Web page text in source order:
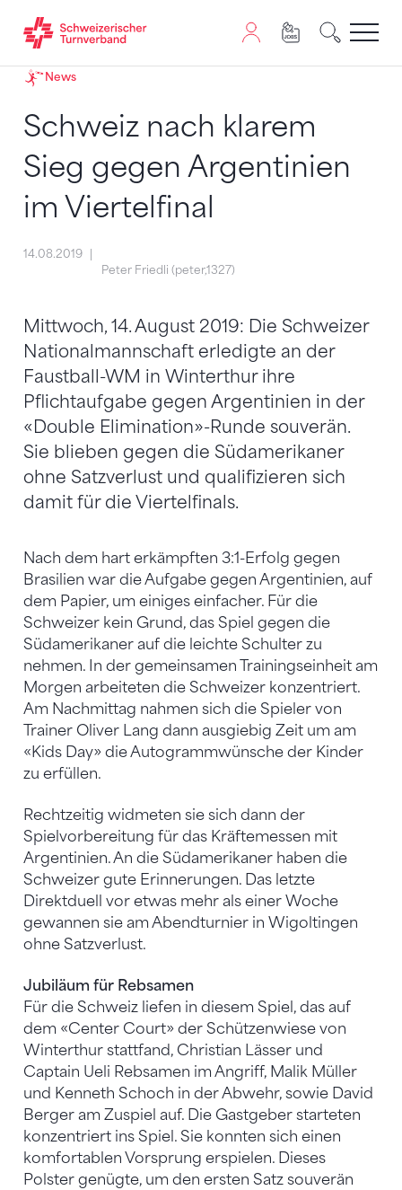
Zum Inhalt springen
Zur Sitemap navigieren
Zum Navigieren dieser Seite wird JavaScript benötigt.
News
Schweiz nach klarem
Sieg gegen Argentinien
im Viertelfinal
14.08.2019
Peter Friedli (peter,1327)
Mittwoch, 14. August 2019: Die Schweizer
Nationalmannschaft erledigte an der
Faustball-WM in Winterthur ihre
Pflichtaufgabe gegen Argentinien in der
«Double Elimination»-Runde souverän.
Sie blieben gegen die Südamerikaner
ohne Satzverlust und qualifizieren sich
damit für die Viertelfinals.
Nach dem hart erkämpften 3:1-Erfolg gegen
Brasilien war die Aufgabe gegen Argentinien, auf
dem Papier, um einiges einfacher. Für die
Schweizer kein Grund, das Spiel gegen die
Südamerikaner auf die leichte Schulter zu
nehmen. In der gemeinsamen Trainingseinheit am
Morgen arbeiteten die Schweizer konzentriert.
Am Nachmittag nahmen sich die Spieler von
Trainer Oliver Lang dann ausgiebig Zeit um am
«Kids Day» die Autogrammwünsche der Kinder
zu erfüllen.
Rechtzeitig widmeten sie sich dann der
Spielvorbereitung für das Kräftemessen mit
Argentinien. An die Südamerikaner haben die
Schweizer gute Erinnerungen. Das letzte
Direktduell vor etwas mehr als einer Woche
gewannen sie am Abendturnier in Wigoltingen
ohne Satzverlust.
Jubiläum für Rebsamen
Für die Schweiz liefen in diesem Spiel, das auf
dem «Center Court» der Schützenwiese von
Winterthur stattfand, Christian Lässer und
Captain Ueli Rebsamen im Angriff, Malik Müller
und Kenneth Schoch in der Abwehr, sowie David
Berger am Zuspiel auf. Die Gastgeber starteten
konzentriert ins Spiel. Sie konnten sich einen
komfortablen Vorsprung erspielen. Dieses
Polster genügte, um den ersten Satz souverän